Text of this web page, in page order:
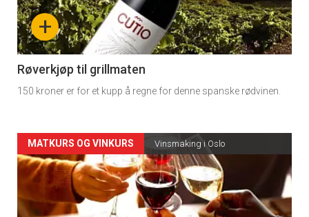
nå
-
4
+
Røverkjøp til grillmaten
150 kroner er for et kupp å regne for denne spanske rødvinen.
Forsiden
akkurat
nå
MATKURS OG VINKURS Vinsmaking i Oslo